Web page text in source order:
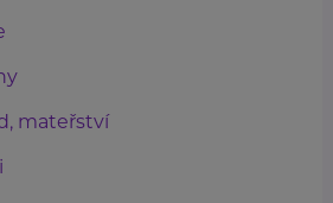
mateřství